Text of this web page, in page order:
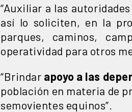
“Auxiliar a las
así lo soliciten, en la
parques, caminos,
operatividad para otros
“Brindar apoyo a las
población en materia de
semovientes equinos”.